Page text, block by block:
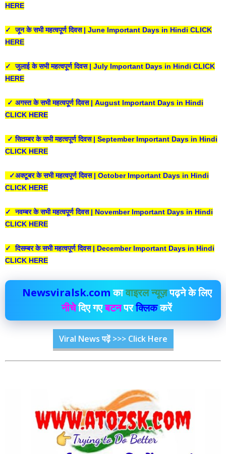
HERE
✓ जून के सभी महत्वपूर्ण दिवस | June Important Days in Hindi CLICK
HERE
✓ जुलाई के सभी महत्वपूर्ण दिवस | July Important Days in Hindi CLICK
HERE
✓ अगस्त के सभी महत्वपूर्ण दिवस | August Important Days in Hindi
CLICK HERE
✓ सितम्बर के सभी महत्वपूर्ण दिवस | September Important Days in Hindi
CLICK HERE
✓अक्टूबर के सभी महत्वपूर्ण दिवस | October Important Days in Hindi
CLICK HERE
✓ नवम्बर के सभी महत्वपूर्ण दिवस | November Important Days in Hindi
CLICK HERE
✓ दिसम्बर के सभी महत्वपूर्ण दिवस | December Important Days in Hindi
CLICK HERE
Newsviralsk.comकावाइरल न्यूज़पढ़ने के लिए
नीचेदिए गएबटनपरक्लिककरें
Viral News पढ़ें >>> Click Here